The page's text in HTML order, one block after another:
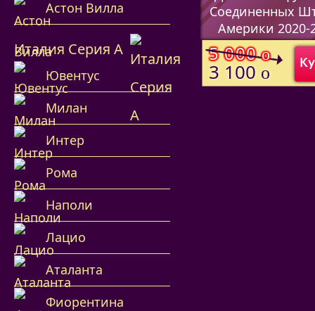
Астон Вилла
Италия Серия А
Ювентус
Милан
Интер
Рома
Наполи
Лацио
Аталанта
Фиорентина
Соединенных
Америки 2020-
(Код:)
5 000o
3 100 o